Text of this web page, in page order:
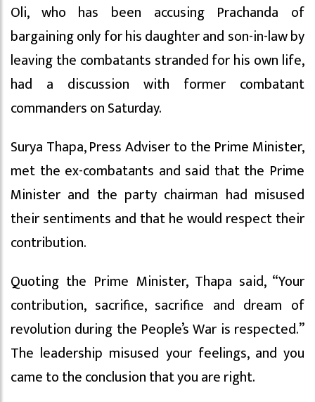
Oli, who has been accusing Prachanda of
bargaining only for his daughter and son-in-law by
leaving the combatants stranded for his own life,
had a discussion with former combatant
commanders on Saturday.
Surya Thapa, Press Adviser to the Prime Minister,
met the ex-combatants and said that the Prime
Minister and the party chairman had misused
their sentiments and that he would respect their
contribution.
Quoting the Prime Minister, Thapa said, “Your
contribution, sacrifice, sacrifice and dream of
revolution during the People’s War is respected.”
The leadership misused your feelings, and you
came to the conclusion that you are right.